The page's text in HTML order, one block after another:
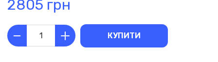
2805 грн
КУПИТИ